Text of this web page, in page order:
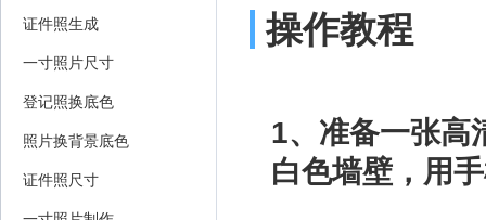
证件照生成
一寸照片尺寸
登记照换底色
照片换背景底色
证件照尺寸
操作教程
1、准备一张高
白色墙壁，用